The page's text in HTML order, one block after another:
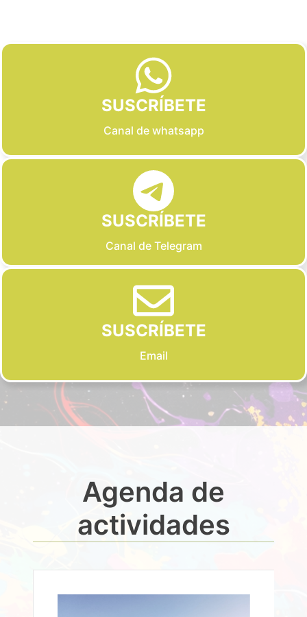
SUSCRÍBETE
Canal de whatsapp
SUSCRÍBETE
Canal de Telegram
SUSCRÍBETE
Email
Agenda de
actividades